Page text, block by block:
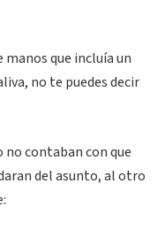
que incluía un
no te puedes decir
contaban con que
del asunto, al otro